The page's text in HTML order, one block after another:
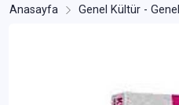
Anasayfa Genel Kültür -